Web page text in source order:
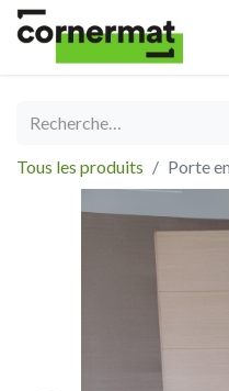
Tous les produits Porte